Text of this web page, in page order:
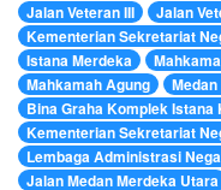
Jalan Veteran III Jalan
Kementerian Sekretariat
Istana Merdeka
Mahkamah Agung
Bina Graha Komplek Istana
Kementerian Sekretariat
Lembaga Administrasi
Jalan Medan Merdeka Utara